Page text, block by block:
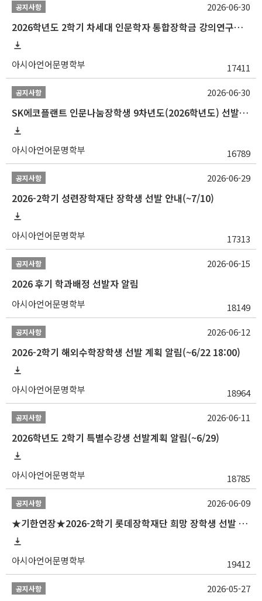
공지사항
2026학년도 2학기 차세대 인문학자 통합장학금 강의연구조교 선발 안내(~7/8)
아시아언어문명학부 17411
2026-06-30
공지사항
SK에코플랜트 인문나눔장학생 9차년도(2026학년도) 선발 안내(~7/20)
아시아언어문명학부 16789
2026-06-30
공지사항
2026-2학기 성련장학재단 장학생 선발 안내(~7/10)
아시아언어문명학부 17313
2026-06-29
공지사항
2026 후기 학과배정 선발자 알림
아시아언어문명학부 18149
2026-06-15
공지사항
2026-2학기 해외수학장학생 선발 계획 알림(~6/22 18:00)
아시아언어문명학부 18964
2026-06-12
공지사항
2026학년도 2학기 특별수강생 선발계획 알림(~6/29)
아시아언어문명학부 18785
2026-06-11
공지사항
★기한연장★2026-2학기 롯데장학재단 희망 장학생 선발 안내(~6/15
아시아언어문명학부 19412
2026-06-09
공지사항 2026-05-27